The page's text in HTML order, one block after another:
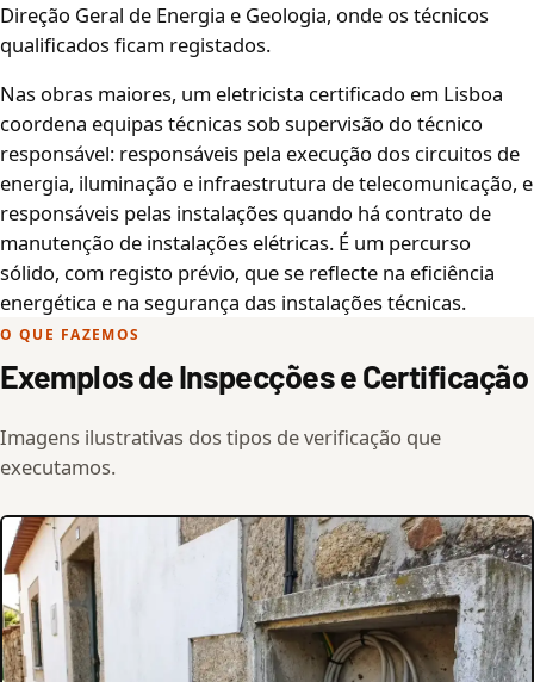
Direção Geral de Energia e Geologia, onde os técnicos
qualificados ficam registados.
Nas obras maiores, um eletricista certificado em Lisboa
coordena equipas técnicas sob supervisão do técnico
responsável: responsáveis pela execução dos circuitos de
energia, iluminação e infraestrutura de telecomunicação, e
responsáveis pelas instalações quando há contrato de
manutenção de instalações elétricas. É um percurso
sólido, com registo prévio, que se reflecte na eficiência
energética e na segurança das instalações técnicas.
O QUE FAZEMOS
Exemplos de Inspecções e Certificação
Imagens ilustrativas dos tipos de verificação que
executamos.